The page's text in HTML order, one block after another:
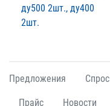
ду500 2шт., ду400
2шт.
Предложения Спрос
Прайс Новости